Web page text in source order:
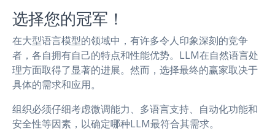
选择您的冠军！
在大型语言模型的领域中，有许多令人印象深刻的竞争
者，各自拥有自己的特点和性能优势。LLM在自然语言处
理方面取得了显著的进展。然而，选择最终的赢家取决于
具体的需求和应用。
组织必须仔细考虑微调能力、多语言支持、自动化功能和
安全性等因素，以确定哪种LLM最符合其需求。